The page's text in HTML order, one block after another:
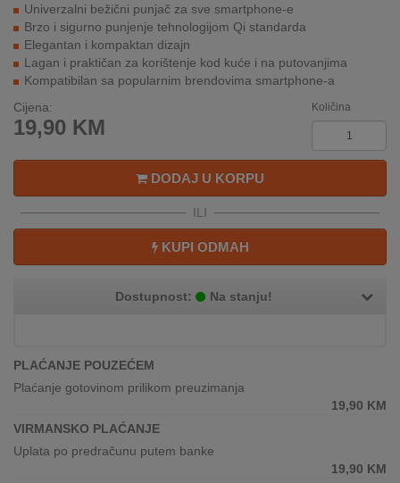
SERVIS
NAMA
KATALOZI
KUPOVINA
IZ
DIGITALIS
Univerzalni bežični punjač za sve smartphone-e
Brzo i sigurno punjenje tehnologijom Qi standarda
Elegantan i kompaktan dizajn
Lagan i praktičan za korištenje kod kuće i na putovanjima
Kompatibilan sa popularnim brendovima smartphone-a
Cijena:
19,90 KM
Količina
DODAJ U KORPU
ILI
KUPI ODMAH
Dostupnost: Na stanju!
PLAĆANJE POUZEĆEM
Plaćanje gotovinom prilikom preuzimanja
19,90 KM
VIRMANSKO PLAĆANJE
Uplata po predračunu putem banke
19,90 KM